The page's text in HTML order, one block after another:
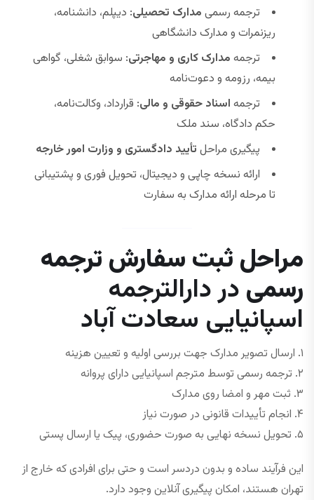
ترجمه رسمی مدارک تحصیلی: دیپلم، دانشنامه،
ریزنمرات و مدارک دانشگاهی
ترجمه مدارک کاری و مهاجرتی: سوابق شغلی، گواهی
بیمه، رزومه و دعوت‌نامه
ترجمه اسناد حقوقی و مالی: قرارداد، وکالت‌نامه،
حکم دادگاه، سند ملک
پیگیری مراحل تأیید دادگستری و وزارت امور خارجه
ارائه نسخه چاپی و دیجیتال، تحویل فوری و پشتیبانی
تا مرحله ارائه مدارک به سفارت
مراحل ثبت سفارش ترجمه
رسمیدر دارالترجمه
اسپانیایی سعادت آباد
۱. ارسال تصویر مدارک جهت بررسی اولیه و تعیین هزینه
۲. ترجمه رسمی توسط مترجم اسپانیایی دارای پروانه
۳. ثبت مهر و امضا روی مدارک
۴. انجام تأییدات قانونی در صورت نیاز
۵. تحویل نسخه نهایی به صورت حضوری، پیک یا ارسال پستی
این فرآیند ساده و بدون دردسر است و حتی برای افرادی که خارج از
تهران هستند، امکان پیگیری آنلاین وجود دارد.